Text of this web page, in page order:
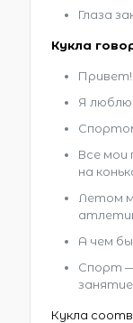
Глаза
Кукла
Привет!
Я люблю
Все мои
на
Летом
А чем
Спорт
Кукла